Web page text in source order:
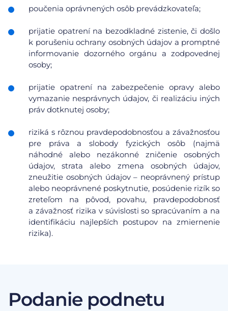
poučenia oprávnených osôb prevádzkovateľa;
prijatie opatrení na bezodkladné zistenie, či došlo
k porušeniu ochrany osobných údajov a promptné
informovanie dozorného orgánu a zodpovednej
osoby;
prijatie opatrení na zabezpečenie opravy alebo
vymazanie nesprávnych údajov, či realizáciu iných
práv dotknutej osoby;
riziká s rôznou pravdepodobnosťou a závažnosťou
pre práva a slobody fyzických osôb (najmä
náhodné alebo nezákonné zničenie osobných
údajov, strata alebo zmena osobných údajov,
zneužitie osobných údajov – neoprávnený prístup
alebo neoprávnené poskytnutie, posúdenie rizík so
zreteľom na pôvod, povahu, pravdepodobnosť
a závažnosť rizika v súvislosti so spracúvaním a na
identifikáciu najlepších postupov na zmiernenie
rizika).
Podanie podnetu